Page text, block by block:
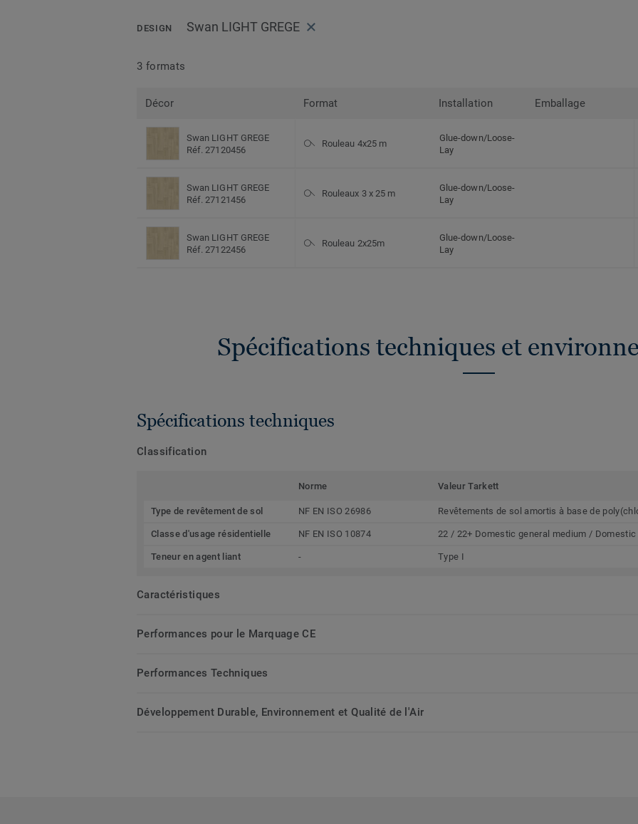
DESIGN Swan LIGHT GREGE
3 formats
Décor Format Installation Emballage
Swan LIGHT GREGE
Réf. 27120456
Rouleau 4x25 m
Glue-down/Loose-
Lay
Swan LIGHT GREGE
Réf. 27121456
Rouleaux 3 x 25 m
Glue-down/Loose-
Lay
Swan LIGHT GREGE
Réf. 27122456
Rouleau 2x25m
Glue-down/Loose-
Lay
Spécifications techniques et
Spécifications techniques
Classification
Norme Valeur Tarkett
Type de revêtement de sol NF EN ISO 26986 Revêtements de sol amortis à base de
Classe d'usage résidentielle NF EN ISO 10874 22 / 22+ Domestic general medium / Domestic
Teneur en agent liant - Type I
Caractéristiques
Performances pour le Marquage CE
Performances Techniques
Développement Durable, Environnement et Qualité de l'Air